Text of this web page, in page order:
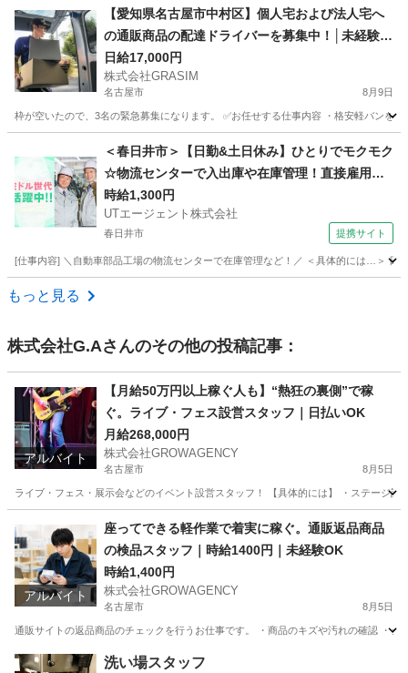
ドライバー 1件
【愛知県名古屋市中村区】個人宅および法人宅へ
の通販商品の配達ドライバーを募集中！│未経験の
方も大歓迎！
日給17,000円
株式会社GRASIM
名古屋市 8月9日
枠が空いたので、3名の緊急募集になります。 ✅お任せする仕事内容 ・格安軽バン
ドライバー 荷物
＜春日井市＞【日勤&土日休み】ひとりでモクモク
☆物流センターで入出庫や在庫管理！直接雇用の
可能性あり◎【履歴書不要☆オンライン面接OK】
【入社キャンペーン実施中！】
時給1,300円
UTエージェント株式会社
春日井市 提携サイト
[仕事内容] ＼自動車部品工場の物流センターで在庫管理など！／ ＜具体的には…＞
愛知 春日井市
もっと見る
株式会社G.Aさんのその他の投稿記事：
アルバイト
【月給50万円以上稼ぐ人も】“熱狂の裏側”で稼
ぐ。ライブ・フェス設営スタッフ｜日払いOK
月給268,000円
株式会社GROWAGENCY
名古屋市 8月5日
ライブ・フェス・展示会などのイベント設営スタッフ！ 【具体的には】 ・ステージ
イベントスタッフ ライブ
アルバイト
座ってできる軽作業で着実に稼ぐ。通販返品商品
の検品スタッフ｜時給1400円｜未経験OK
時給1,400円
株式会社GROWAGENCY
名古屋市 8月5日
通販サイトの返品商品のチェックを行うお仕事です。 ・商品のキズや汚れの確認 ・
愛知 名古屋市 倉庫 通販
洗い場スタッフ